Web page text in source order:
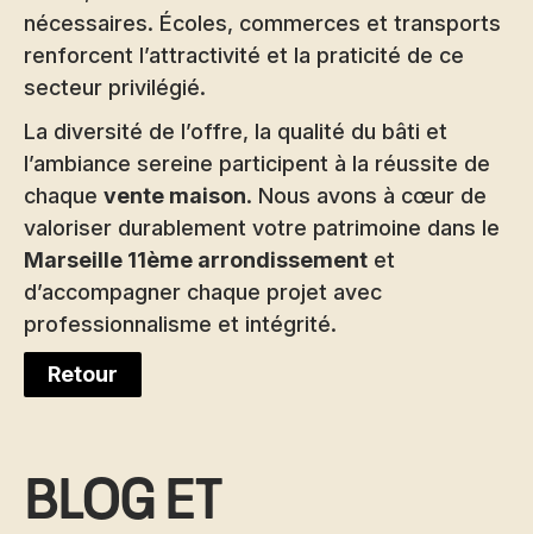
nécessaires. Écoles, commerces et transports
renforcent l’attractivité et la praticité de ce
secteur privilégié.
La diversité de l’offre, la qualité du bâti et
l’ambiance sereine participent à la réussite de
chaque vente maison. Nous avons à cœur de
valoriser durablement votre patrimoine dans le
Marseille 11ème arrondissement et
d’accompagner chaque projet avec
professionnalisme et intégrité.
Retour
Blog et